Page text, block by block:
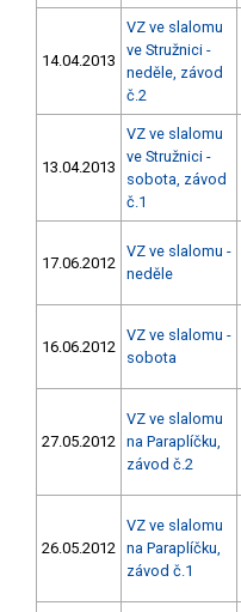
14.04.2013
VZ ve slalomu
ve Stružnici -
neděle, závod
č.2
13.04.2013
VZ ve slalomu
ve Stružnici -
sobota, závod
č.1
17.06.2012
VZ ve slalomu -
neděle
16.06.2012
VZ ve slalomu -
sobota
27.05.2012
VZ ve slalomu
na Paraplíčku,
závod č.2
26.05.2012
VZ ve slalomu
na Paraplíčku,
závod č.1